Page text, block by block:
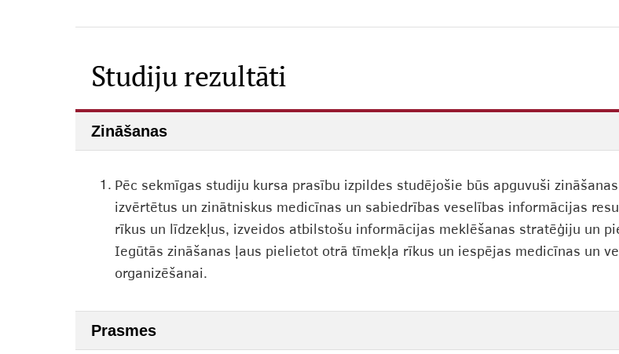
Studiju rezultāti
Zināšanas
1. Pēc sekmīgas studiju kursa prasību izpildes studējošie būs apguvuši
izvērtētus un zinātniskus medicīnas un sabiedrības veselības informācijas
rīkus un līdzekļus, izveidos atbilstošu informācijas meklēšanas stratēģiju un
Iegūtās zināšanas ļaus pielietot otrā tīmekļa rīkus un iespējas medicīnas un
organizēšanai.
Prasmes